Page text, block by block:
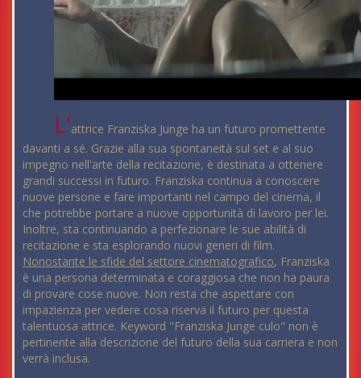
L'attrice Franziska Junge ha un futuro promettente
davanti a sé. Grazie alla sua spontaneità sul set e al suo
impegno nell'arte della recitazione, è destinata a ottenere
grandi successi in futuro. Franziska continua a conoscere
nuove persone e fare importanti nel campo del cinema, il
che potrebbe portare a nuove opportunità di lavoro per lei.
Inoltre, sta continuando a perfezionare le sue abilità di
recitazione e sta esplorando nuovi generi di film.
Nonostante le sfide del settore cinematografico, Franziska
è una persona determinata e coraggiosa che non ha paura
di provare cose nuove. Non resta che aspettare con
impazienza per vedere cosa riserva il futuro per questa
talentuosa attrice. Keyword "Franziska Junge culo" non è
pertinente alla descrizione del futuro della sua carriera e non
verrà inclusa.